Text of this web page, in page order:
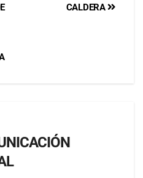
CALDERA